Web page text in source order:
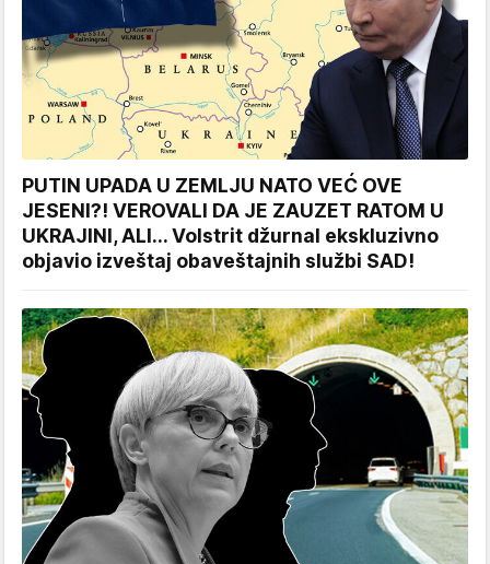
PUTIN UPADA U ZEMLJU NATO VEĆ OVE
JESENI?! VEROVALI DA JE ZAUZET RATOM U
UKRAJINI, ALI... Volstrit džurnal ekskluzivno
objavio izveštaj obaveštajnih službi SAD!